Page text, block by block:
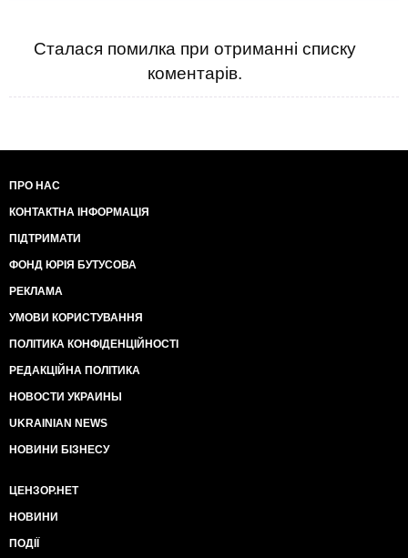
Сталася помилка при отриманні списку
коментарів.
ПРО НАС
КОНТАКТНА ІНФОРМАЦІЯ
ПІДТРИМАТИ
ФОНД ЮРІЯ БУТУСОВА
РЕКЛАМА
УМОВИ КОРИСТУВАННЯ
ПОЛІТИКА КОНФІДЕНЦІЙНОСТІ
РЕДАКЦІЙНА ПОЛІТИКА
НОВОСТИ УКРАИНЫ
UKRAINIAN NEWS
НОВИНИ БІЗНЕСУ
ЦЕНЗОР.НЕТ
НОВИНИ
ПОДІЇ